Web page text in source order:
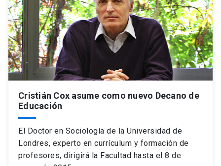
Cristián Cox asume como nuevo Decano de
Educación
El Doctor en Sociología de la Universidad de
Londres, experto en currículum y formación de
profesores, dirigirá la Facultad hasta el 8 de